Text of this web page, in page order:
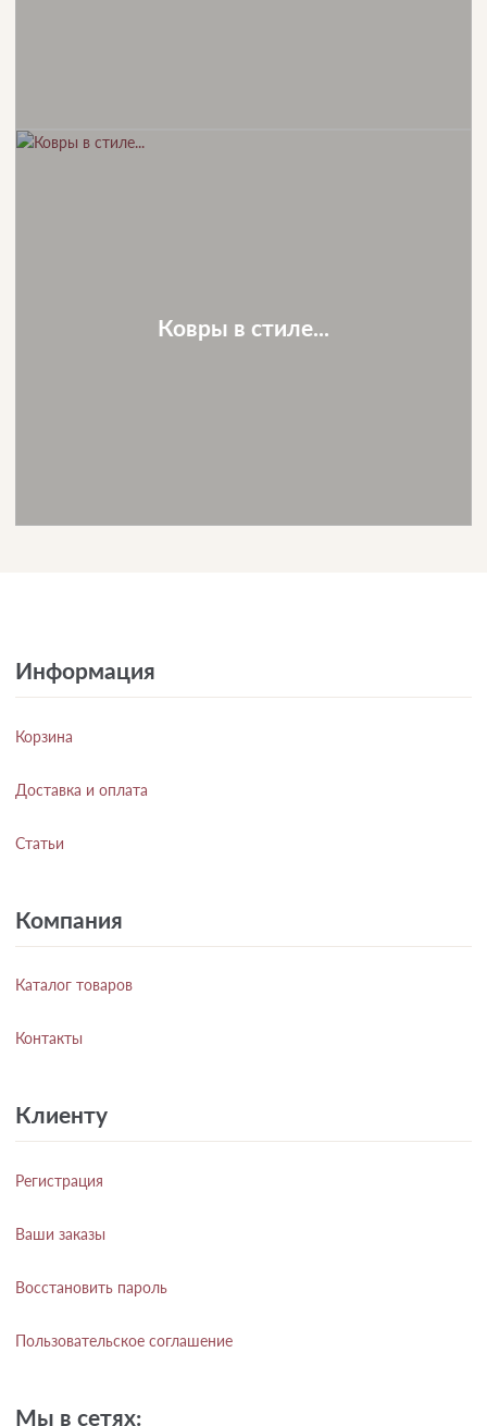
Ковры в стиле...
Информация
Корзина
Доставка и оплата
Статьи
Компания
Каталог товаров
Контакты
Клиенту
Регистрация
Ваши заказы
Восстановить пароль
Пользовательское соглашение
Мы в сетях: